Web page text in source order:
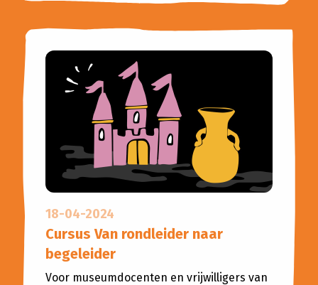
18-04-2024
Cursus Van rondleider naar
begeleider
Voor museumdocenten en vrijwilligers van